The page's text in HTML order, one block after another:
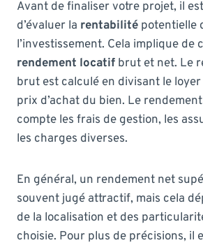
Avant de finaliser votre projet, il
d’évaluer la rentabilité potentielle
l’investissement. Cela implique de
rendement locatif brut et net. Le
brut est calculé en divisant le
prix d’achat du bien. Le
compte les frais de gestion, les
les charges diverses.
En général, un rendement net
souvent jugé attractif, mais cela
de la localisation et des
choisie. Pour plus de précisions, il